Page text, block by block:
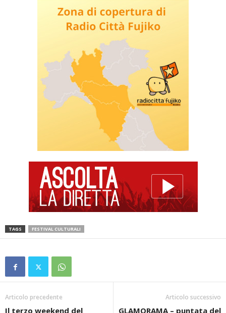
TAGS FESTIVAL CULTURALI
Articolo precedente
Il terzo weekend del
Articolo successivo
GLAMORAMA – puntata del